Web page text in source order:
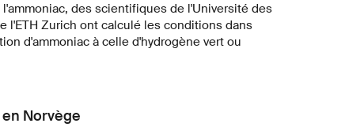
des scientifiques de l'Université des
l'ETH Zurich ont calculé les conditions dans
d'ammoniac à celle d'hydrogène vert ou
Norvège